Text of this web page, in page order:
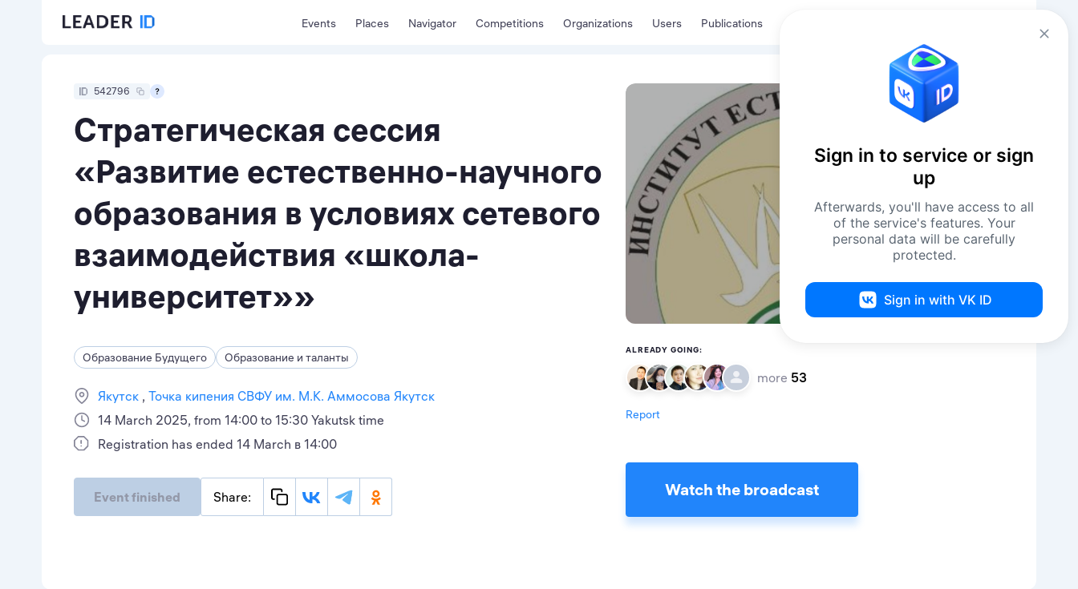
Events Places Navigator Competitions Organizations Users Publications
542796
Стратегическая сессия
«Развитие естественно-научного
образования в условиях сетевого
взаимодействия «школа-
университет»»
Образование Будущего Образование и таланты
Якутск Точка кипения СВФУ им. М.К. Аммосова Якутск
14 March 2025, from 14:00 to 15:30 Yakutsk time
Registration has ended 14 March в 14:00
Event finished Share:
ALREADY GOING:
more 53
Report
Watch the broadcast
Sign in to service or sign
up
Afterwards, you'll have access to all
of the service's features. Your
personal data will be carefully
protected.
Sign in with VK ID